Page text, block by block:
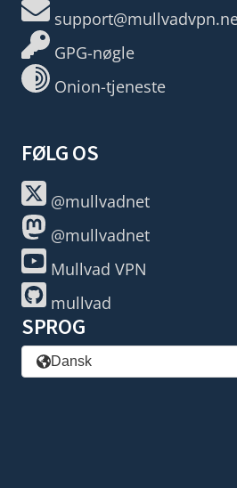
GPG-nøgle
Onion-tjeneste
FØLG OS
@mullvadnet
@mullvadnet
Mullvad VPN
mullvad
SPROG
Dansk